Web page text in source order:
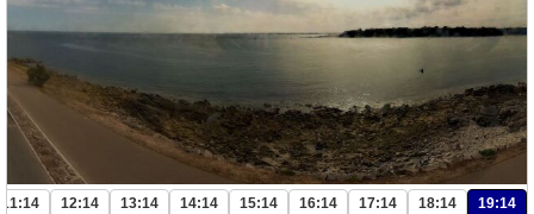
11:14 12:14 13:14 14:14 15:14 16:14 17:14 18:14 19:14